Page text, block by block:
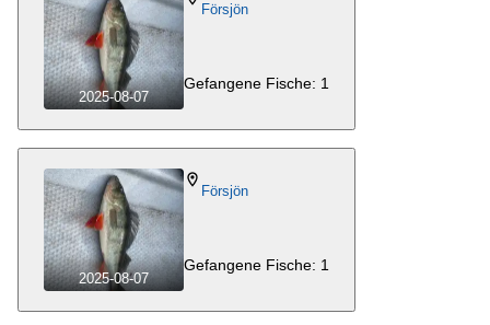
2025-08-07
Försjön
Gefangene Fische: 1
2025-08-07
Försjön
Gefangene Fische: 1